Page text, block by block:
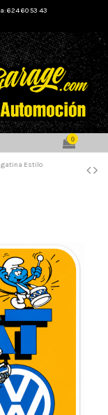
624 60 53 43
0
Estilo